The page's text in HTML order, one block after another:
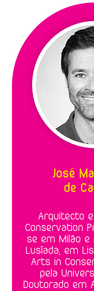
Arquitecto
Conservation
se em Milão e
Lusíada, em
Arts in
pela
Doutorado em
José
de